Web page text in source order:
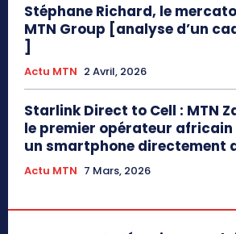
Stéphane Richard, le
MTN Group [analyse d’un
]
Actu MTN 2 Avril, 2026
Starlink Direct to Cell : MTN
le premier opérateur
un smartphone directement
Actu MTN 7 Mars, 2026